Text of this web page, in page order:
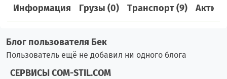
Информация Грузы (0) Транспорт (9)
Блог пользователя Бек
Пользователь ещё не добавил ни одного блога
СЕРВИСЫ COM-STIL.COM